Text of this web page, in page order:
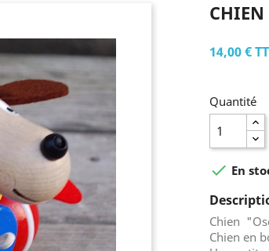
CHIEN
14,00 €
Quantité
 En
Chien
Chien en